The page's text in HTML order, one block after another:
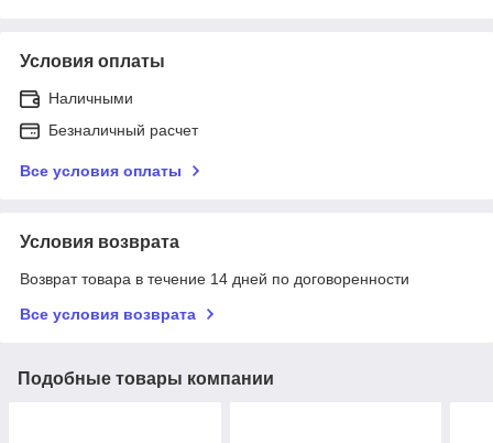
Условия оплаты
Наличными
Безналичный расчет
Все условия оплаты
Условия возврата
Возврат товара в течение 14 дней по договоренности
Все условия возврата
Подобные товары компании